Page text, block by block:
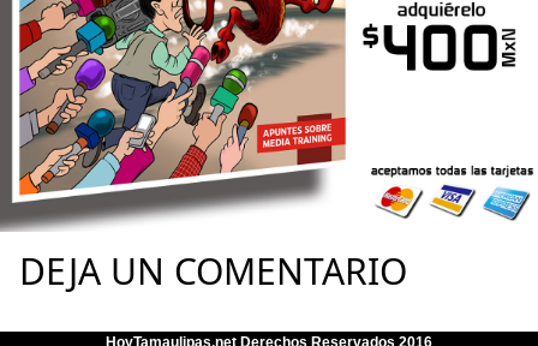
DEJA UN COMENTARIO
HoyTamaulipas.net Derechos Reservados 2016